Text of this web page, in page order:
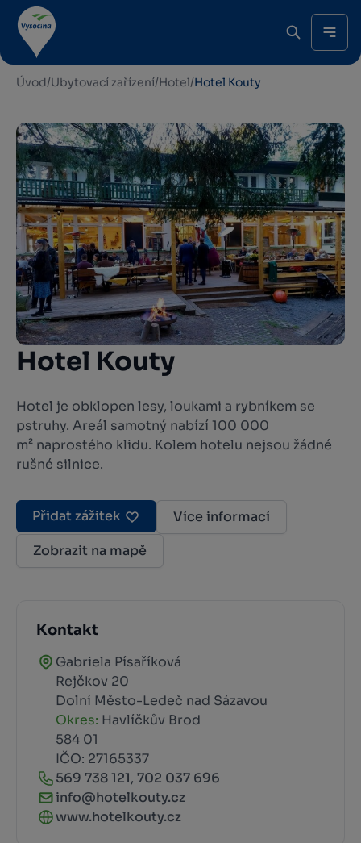
Úvod/Ubytovací zařízení/Hotel/Hotel Kouty
Hotel Kouty
Hotel je obklopen lesy, loukami a rybníkem se
pstruhy. Areál samotný nabízí 100 000
m² naprostého klidu. Kolem hotelu nejsou žádné
rušné silnice.
Přidat zážitek
Více informací
Zobrazit na mapě
Kontakt
Gabriela Písaříková
Rejčkov 20
Dolní Město-Ledeč nad Sázavou
Okres: Havlíčkův Brod
584 01
IČO: 27165337
569 738 121, 702 037 696
info@hotelkouty.cz
www.hotelkouty.cz